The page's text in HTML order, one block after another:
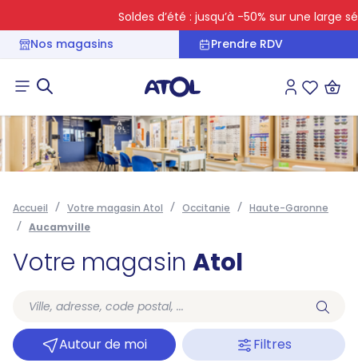
Soldes d’été : jusqu’à -50% sur une large
Nos magasins
Prendre RDV
Connexion
Accueil Votre magasin Atol Occitanie
Haute-Garonne
Aucamville
Votre magasin Atol
Autour de moi Filtres